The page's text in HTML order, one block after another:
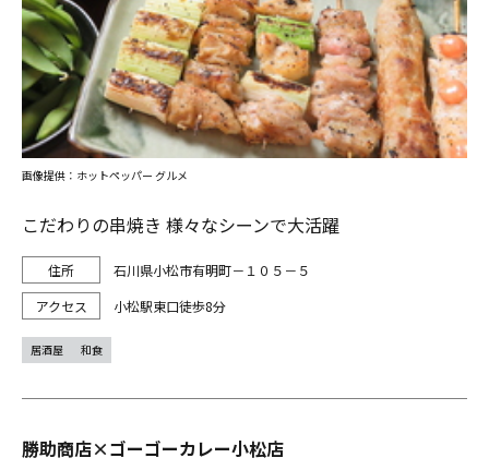
こだわりの串焼き 様々なシーンで大活躍
石川県小松市有明町－１０５－５
小松駅東口徒歩8分
画像提供：ホットペッパー グルメ
居酒屋 和食
勝助商店×ゴーゴーカレー小松店